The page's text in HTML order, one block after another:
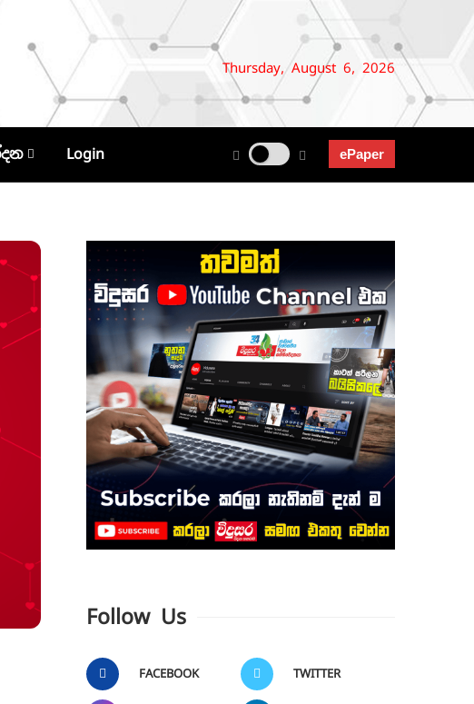
Thursday, August 6, 2026
Login ePaper
Follow Us
FACEBOOK TWITTER